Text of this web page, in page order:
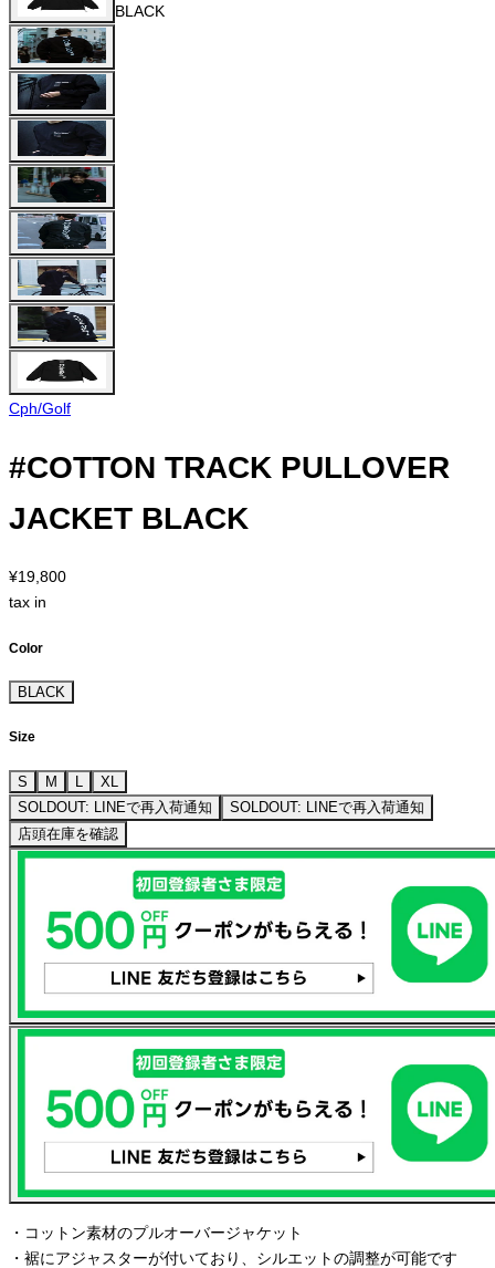
BLACK
Cph/Golf
#COTTON TRACK PULLOVER
JACKET BLACK
¥19,800
tax in
Color
BLACK
Size
S M
XL
SOLDOUT: LINEで再入荷通知
SOLDOUT: LINEで再入荷通知
店頭在庫を確認
・コットン素材のプルオーバージャケット
・裾にアジャスターが付いており、シルエットの調整が可能です